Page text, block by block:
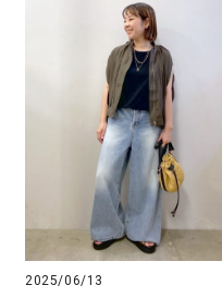
2025/06/13